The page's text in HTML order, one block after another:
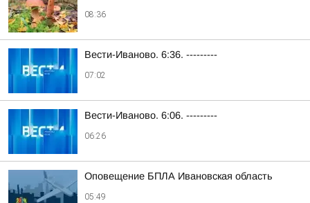
08:36
Вести-Иваново. 6:36. ---------
07:02
Вести-Иваново. 6:06. ---------
06:26
Оповещение БПЛА Ивановская область
05:49